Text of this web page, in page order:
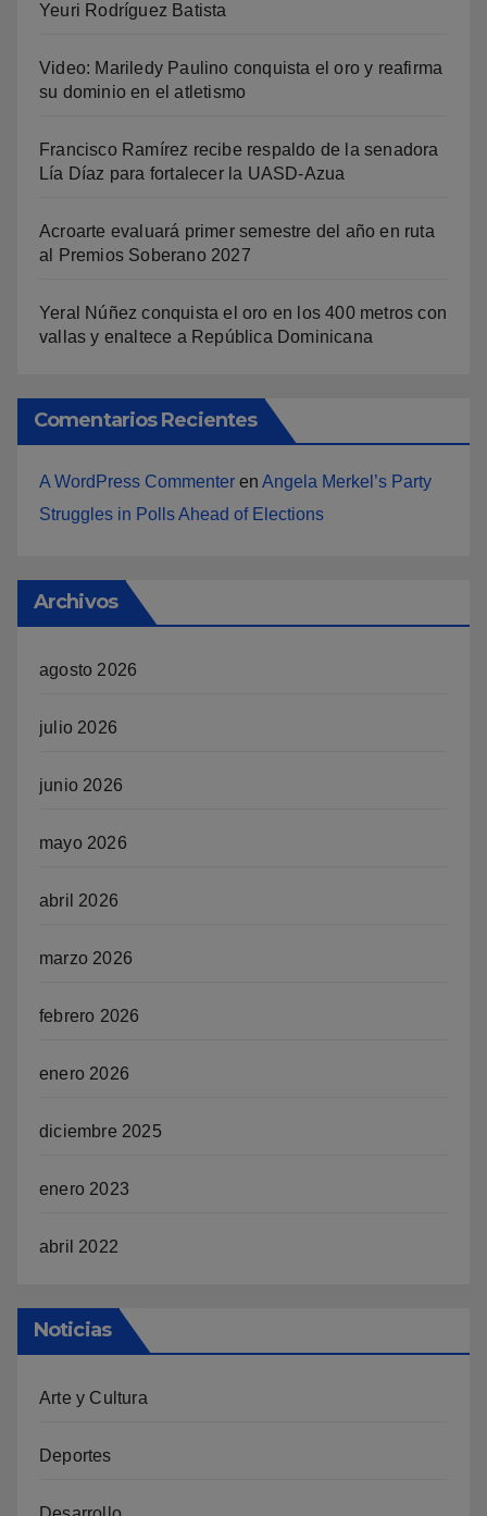
Yeuri Rodríguez Batista
Video: Mariledy Paulino conquista el oro y reafirma
su dominio en el atletismo
Francisco Ramírez recibe respaldo de la senadora
Lía Díaz para fortalecer la UASD-Azua
Acroarte evaluará primer semestre del año en ruta
al Premios Soberano 2027
Yeral Núñez conquista el oro en los 400 metros con
vallas y enaltece a República Dominicana
Comentarios Recientes
A WordPress Commenter en Angela Merkel’s Party
Struggles in Polls Ahead of Elections
Archivos
agosto 2026
julio 2026
junio 2026
mayo 2026
abril 2026
marzo 2026
febrero 2026
enero 2026
diciembre 2025
enero 2023
abril 2022
Noticias
Arte y Cultura
Deportes